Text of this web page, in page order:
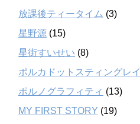
放課後ティータイム (3)
星野源 (15)
星街すいせい (8)
ポルカドットスティングレイ
ポルノグラフィティ (13)
MY FIRST STORY (19)